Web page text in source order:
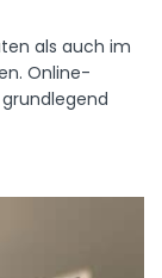
als auch im
Online-